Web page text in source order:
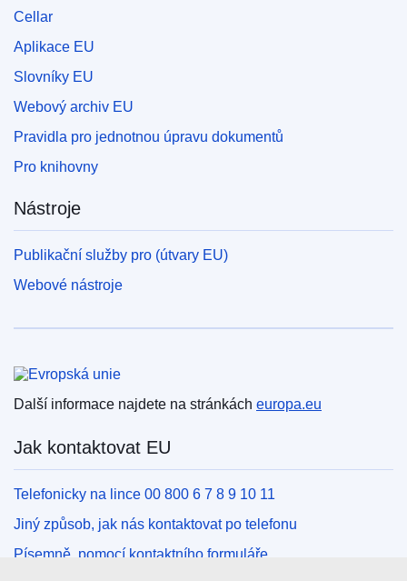
Cellar
Aplikace EU
Slovníky EU
Webový archiv EU
Pravidla pro jednotnou úpravu dokumentů
Pro knihovny
Nástroje
Publikační služby pro (útvary EU)
Webové nástroje
Další informace najdete na stránkách europa.eu
Jak kontaktovat EU
Telefonicky na lince 00 800 6 7 8 9 10 11
Jiný způsob, jak nás kontaktovat po telefonu
Písemně, pomocí kontaktního formuláře